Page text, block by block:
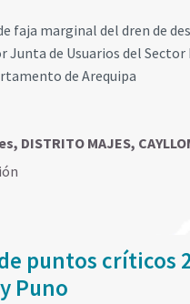
marginal del dren de
de Usuarios del
de Arequipa
MAJES,
puntos críticos
Puno